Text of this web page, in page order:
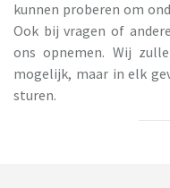
kunnen proberen om
Ook bij vragen of
ons opnemen. Wij
mogelijk, maar in elk
sturen.